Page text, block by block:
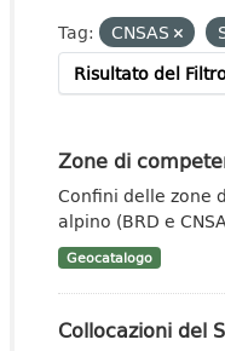
Tag: CNSAS
Risultato del
Zone di
Confini delle zone
alpino (BRD e
Geocatalogo
Collocazioni del